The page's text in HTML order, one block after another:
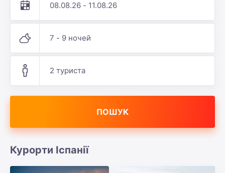
08.08.26 - 11.08.26
7 - 9 ночей
2 туриста
ПОШУК
Курорти Іспанії